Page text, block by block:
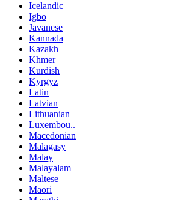
Icelandic
Igbo
Javanese
Kannada
Kazakh
Khmer
Kurdish
Kyrgyz
Latin
Latvian
Lithuanian
Luxembou..
Macedonian
Malagasy
Malay
Malayalam
Maltese
Maori